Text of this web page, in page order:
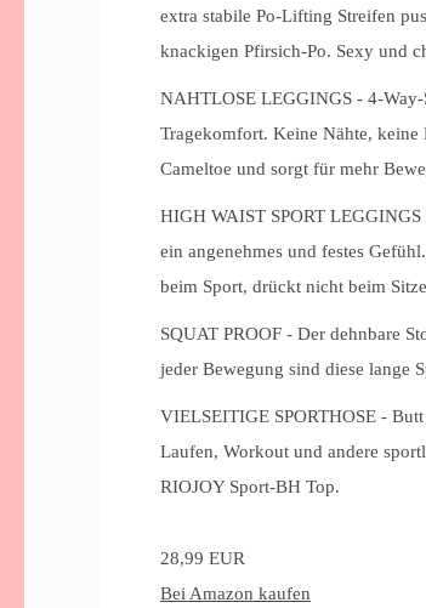
extra stabile Po-Lifting Streifen
knackigen Pfirsich-Po. Sexy und
NAHTLOSE LEGGINGS - 4-
Tragekomfort. Keine Nähte,
Cameltoe und sorgt für mehr
HIGH WAIST SPORT
ein angenehmes und festes
beim Sport, drückt nicht beim
SQUAT PROOF - Der dehnbare
jeder Bewegung sind diese lange
VIELSEITIGE SPORTHOSE -
Laufen, Workout und andere
RIOJOY Sport-BH Top.
28,99 EUR
Bei Amazon kaufen